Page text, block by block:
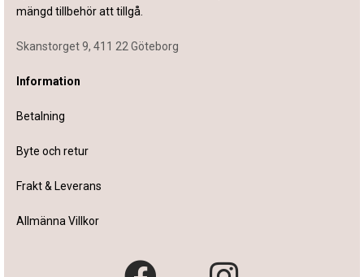
mängd tillbehör att tillgå.
Skanstorget 9, 411 22 Göteborg
Information
Betalning
Byte och retur
Frakt & Leverans
Allmänna Villkor